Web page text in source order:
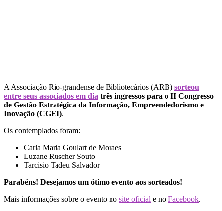
A Associação Rio-grandense de Bibliotecários (ARB) sorteou
entre seus associados em dia três ingressos para o II Congresso
de Gestão Estratégica da Informação, Empreendedorismo e
Inovação (CGEI).
Os contemplados foram:
Carla Maria Goulart de Moraes
Luzane Ruscher Souto
Tarcisio Tadeu Salvador
Parabéns! Desejamos um ótimo evento aos sorteados!
Mais informações sobre o evento no site oficial e no Facebook.